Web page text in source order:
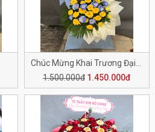
1.500.000đ 1.450.000đ